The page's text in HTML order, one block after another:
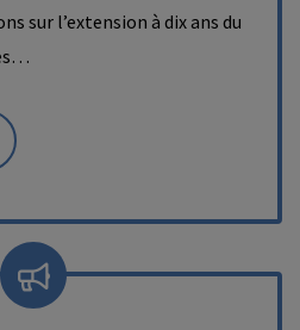
sur l’extension à dix ans du